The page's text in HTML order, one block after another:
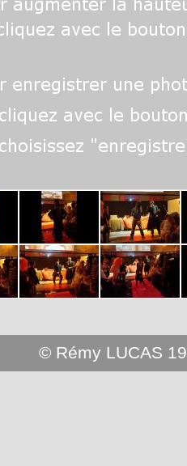
© Rémy LUCAS